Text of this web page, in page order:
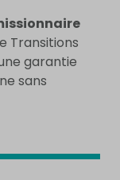
Transitions
garantie
sans